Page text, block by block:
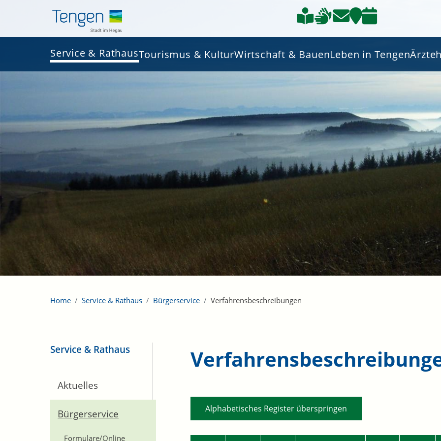
Service & RathausTourismus & KulturWirtschaft & BauenLeben in Tengen
Home Service & Rathaus Bürgerservice Verfahrensbeschreibungen
Service & Rathaus
Aktuelles
Bürgerservice
Formulare/Online
Alphabetisches Register überspringen